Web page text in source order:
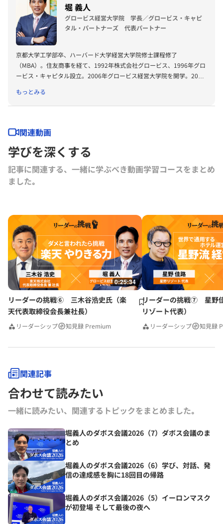
堀 義人
グロービス経営大学院 学長／グロービス・キャピ
タル・パートナーズ 代表パートナー
京都大学工学部卒、ハーバード大学経営大学院修士課程修了
（MBA）。住友商事を経て、1992年株式会社グロービス、1996年グロ
ービス・キャピタル設立。2006年グロービス経営大学院を開学。2008
を立ち上げる。2016年に茨城ロボッツ、2019年に茨城放送オーナー就
任。2022年にLuckyFesを立ち上げ、現在総合プロデューサーを務め
社 社外取締役。
もっとみる
関連動画
学びを深くする
記事に関連する、一緒に学ぶべき動画学習コースをまとめ
ました｡
0:25:34
リーダーの挑戦⑥ 三木谷浩史氏（楽
天代表取締役会長兼社長）
リーダーシップ 知見録 Premium
リーダーの挑戦⑦ 星野
リゾート代表）
リーダーシップ 知見録
関連記事
合わせて読みたい
一緒に読みたい、関連するトピックをまとめました｡
堀義人のダボス会議2026（7）ダボス会議のま
とめ
堀義人のダボス会議2026（6）学び、対話、発
信の達成感を胸に18回目の帰路
堀義人のダボス会議2026（5）イーロンマスク
が初登場 そして最後の夜へ